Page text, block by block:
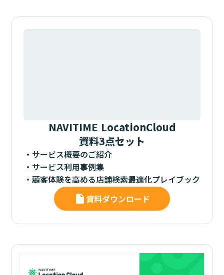
NAVITIME LocationCloud
資料3点セット
・サービス概要のご紹介
・サービス利用事例集
・顧客体験を高める店舗検索最適化プレイブック
insert_drive_file 資料ダウンロード